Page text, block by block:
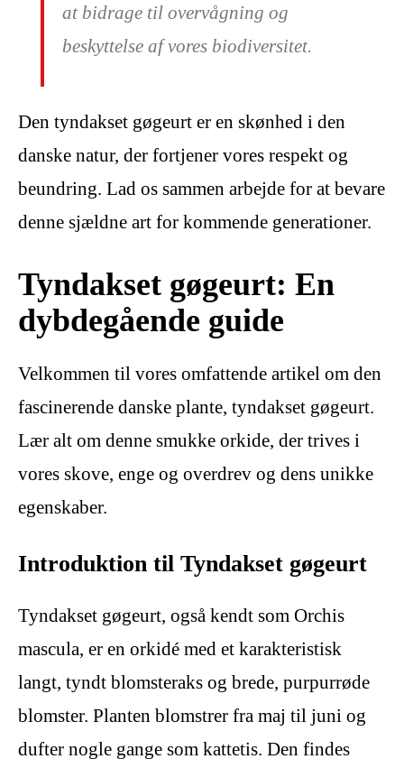
at bidrage til overvågning og
beskyttelse af vores biodiversitet.
Den tyndakset gøgeurt er en skønhed i den
danske natur, der fortjener vores respekt og
beundring. Lad os sammen arbejde for at bevare
denne sjældne art for kommende generationer.
Tyndakset gøgeurt: En
dybdegående guide
Velkommen til vores omfattende artikel om den
fascinerende danske plante, tyndakset gøgeurt.
Lær alt om denne smukke orkide, der trives i
vores skove, enge og overdrev og dens unikke
egenskaber.
Introduktion til Tyndakset gøgeurt
Tyndakset gøgeurt, også kendt som Orchis
mascula, er en orkidé med et karakteristisk
langt, tyndt blomsteraks og brede, purpurrøde
blomster. Planten blomstrer fra maj til juni og
dufter nogle gange som kattetis. Den findes